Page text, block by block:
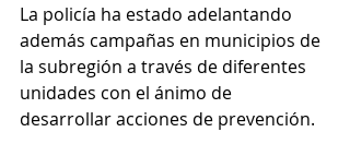
La policía ha estado adelantando
además campañas en municipios de
la subregión a través de diferentes
unidades con el ánimo de
desarrollar acciones de prevención.